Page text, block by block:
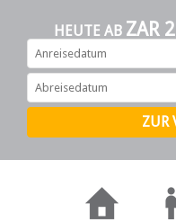
HEUTE AB ZAR